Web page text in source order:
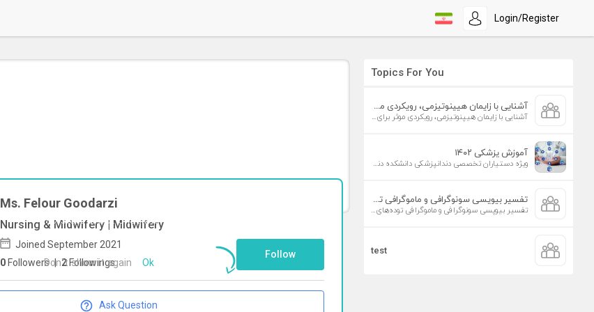
Login/Register
Ms. Felour Goodarzi
Nursing & Midwifery | Midwifery
Joined September 2021
0 Followers | 2 Followings
Follow
Ask Question
Topics For You
آشنایی با زایمان هیپنوتیزمی، رویکردی موثر برای افزایش تمایل به زایمان طبیعی
آشنایی با زایمان هیپنوتیزمی، رویکردی موثر برای افزایش تمایل به زایمان طبیعی
آموزش پزشکی ۱۴۰۲
ویژه دستیاران تخصصی دندانپزشکی دانشکده دندانپزشکی دانشگاه علوم پزشکی تهران
تفسیر بیوپسی سونوگرافی و ماموگرافی توده‌های پستان
تفسیر بیوپسی سونوگرافی و ماموگرافی توده‌های پستان
test
To start direct chat with
Goodarzi
Click here
Don`t show it again Ok